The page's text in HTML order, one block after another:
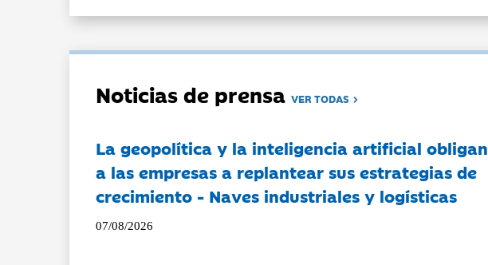
Noticias de prensaVER TODAS
La geopolítica y la inteligencia artificial obligan
a las empresas a replantear sus estrategias de
crecimiento - Naves industriales y logísticas
07/08/2026